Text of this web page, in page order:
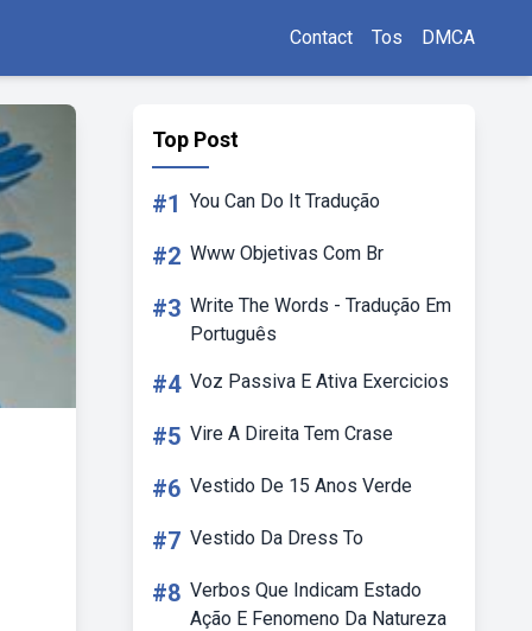
Contact Tos DMCA
Top Post
#1 You Can Do It Tradução
#2 Www Objetivas Com Br
#3 Write The Words - Tradução Em
Português
#4 Voz Passiva E Ativa Exercicios
#5 Vire A Direita Tem Crase
#6 Vestido De 15 Anos Verde
#7 Vestido Da Dress To
#8 Verbos Que Indicam Estado
Ação E Fenomeno Da Natureza